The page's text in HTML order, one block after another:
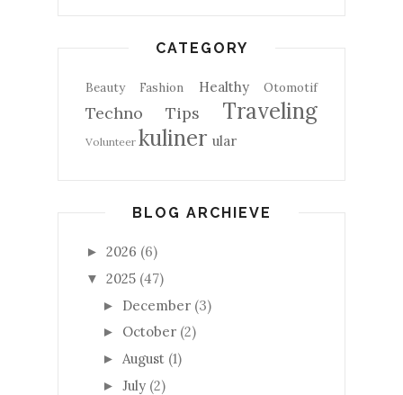
CATEGORY
Beauty Fashion Healthy Otomotif
Techno Tips Traveling
Volunteer kuliner ular
BLOG ARCHIEVE
► 2026 (6)
▼ 2025 (47)
► December (3)
► October (2)
► August (1)
► July (2)